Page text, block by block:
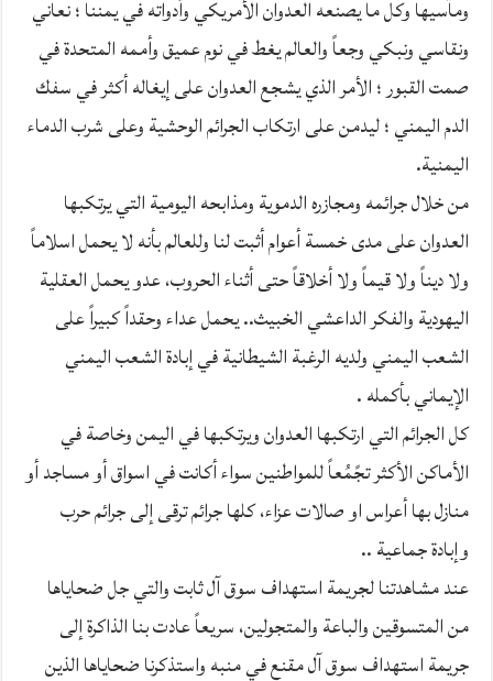
ومآسيها وكل ما يصنعه العدوان الأمريكي وأدواته في يمننا ؛ نعاني
ونقاسي ونبكي وجعاً والعالم يغط في نوم عميق وأممه المتحدة في
صمت القبور ؛ الأمر الذي يشجع العدوان على إيغاله أكثر في سفك
الدم اليمني ؛ ليدمن على ارتكاب الجرائم الوحشية وعلى شرب الدماء
اليمنية.
من خلال جرائمه ومجازره الدموية ومذابحه اليومية التي يرتكبها
العدوان على مدى خمسة أعوام أثبت لنا وللعالم بأنه لا يحمل اسلاماً
ولا ديناً ولا قيماً ولا أخلاقاً حتى أثناء الحروب، عدو يحمل العقلية
اليهودية والفكر الداعشي الخبيث.. يحمل عداء وحقداً كبيراً على
الشعب اليمني ولديه الرغبة الشيطانية في إبادة الشعب اليمني
الإيماني بأكمله .
كل الجرائم التي ارتكبها العدوان ويرتكبها في اليمن وخاصة في
الأماكن الأكثر تجًمُعاً للمواطنين سواء أكانت في اسواق أو مساجد أو
منازل بها أعراس او صالات عزاء، كلها جرائم ترقى إلى جرائم حرب
وإبادة جماعية ..
عند مشاهدتنا لجريمة استهداف سوق آل ثابت والتي جل ضحاياها
من المتسوقين والباعة والمتجولين، سريعاً عادت بنا الذاكرة إلى
جريمة استهداف سوق آل مقنع في منبه واستذكرنا ضحاياها الذين